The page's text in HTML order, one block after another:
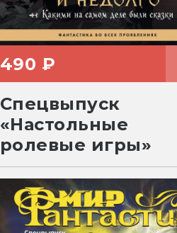
490 ₽
Спецвыпуск
«Настольные
ролевые игры»